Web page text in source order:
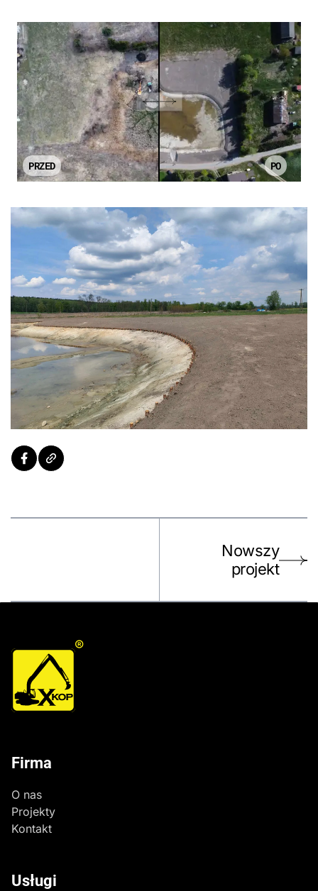
PRZED PO
Nowszy
projekt
®
Firma
O nas
Projekty
Kontakt
Usługi